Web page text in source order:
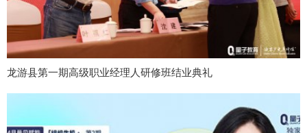
龙游县第一期高级职业经理人研修班结业典礼